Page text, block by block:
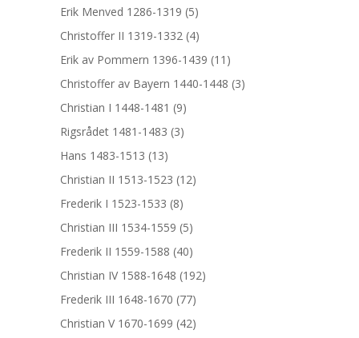
Erik Menved 1286-1319 (5)
Christoffer II 1319-1332 (4)
Erik av Pommern 1396-1439 (11)
Christoffer av Bayern 1440-1448 (3)
Christian I 1448-1481 (9)
Rigsrådet 1481-1483 (3)
Hans 1483-1513 (13)
Christian II 1513-1523 (12)
Frederik I 1523-1533 (8)
Christian III 1534-1559 (5)
Frederik II 1559-1588 (40)
Christian IV 1588-1648 (192)
Frederik III 1648-1670 (77)
Christian V 1670-1699 (42)